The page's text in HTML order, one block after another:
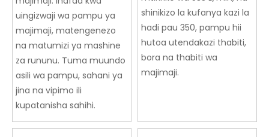
uingizwaji wa pampu ya
majimaji, matengenezo
na matumizi ya mashine
za rununu. Tuma muundo
asili wa pampu, sahani ya
jina na vipimo ili
kupatanisha sahihi.
shinikizo la kufanya kazi la
hadi pau 350, pampu hii
hutoa utendakazi thabiti,
bora na thabiti wa
majimaji.